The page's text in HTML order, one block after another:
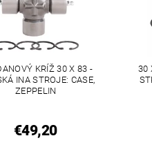
KRÍŽ 30 X 83 -
INA STROJE: CASE,
ZEPPELIN
€49,20
30